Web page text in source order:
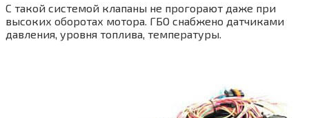
С такой системой клапаны не прогорают даже при
высоких оборотах мотора. ГБО снабжено датчиками
давления, уровня топлива, температуры.